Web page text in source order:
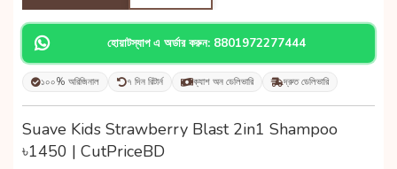
হোয়াটস্যাপ এ অর্ডার করুন: 8801972277444
১০০% অরিজিনাল ৭ দিন রিটার্ন ক্যাশ অন ডেলিভারি দ্রুত ডেলিভারি
Suave Kids Strawberry Blast 2in1 Shampoo
৳1450 | CutPriceBD